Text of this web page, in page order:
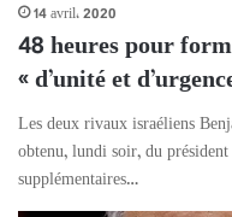
14 avril، 2020
48 heures pour
« d’unité et
Les deux rivaux israéliens
obtenu, lundi soir, du
supplémentaires…